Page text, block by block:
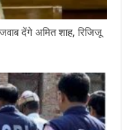
देंगे अमित शाह, रिजिजू